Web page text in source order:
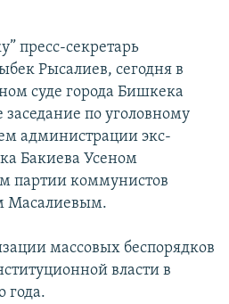
пресс-секретарь
Рысалиев, сегодня в
суде города Бишкека
заседание по уголовному
администрации экс-
Бакиева Усеном
партии коммунистов
Масалиевым.
массовых беспорядков
власти в
года.